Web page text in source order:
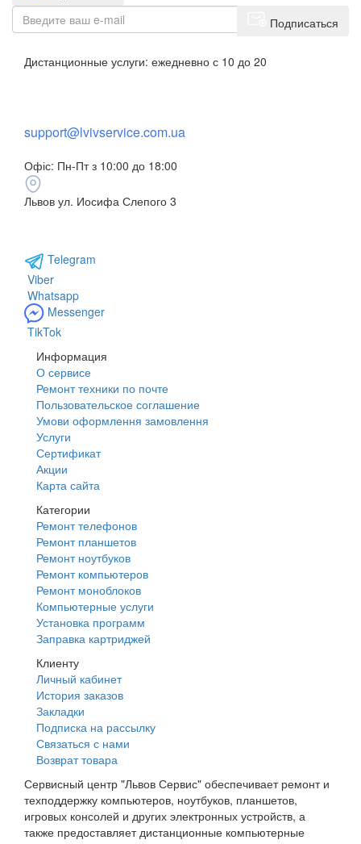
Подписаться
Дистанционные услуги: ежедневно с 10 до 20
support@lvivservice.com.ua
Офіс: Пн-Пт з 10:00 до 18:00
Львов ул. Иосифа Слепого 3
Telegram
Viber
Whatsapp
Messenger
TikTok
Информация
О сервисе
Ремонт техники по почте
Пользовательское соглашение
Умови оформлення замовлення
Услуги
Сертификат
Акции
Карта сайта
Категории
Ремонт телефонов
Ремонт планшетов
Ремонт ноутбуков
Ремонт компьютеров
Ремонт моноблоков
Компьютерные услуги
Установка программ
Заправка картриджей
Клиенту
Личный кабинет
История заказов
Закладки
Подписка на рассылку
Связаться с нами
Возврат товара
Сервисный центр "Львов Сервис" обеспечивает ремонт и
техподдержку компьютеров, ноутбуков, планшетов,
игровых консолей и других электронных устройств, а
также предоставляет дистанционные компьютерные